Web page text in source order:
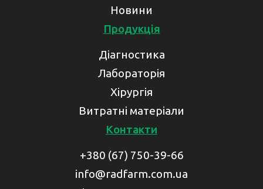
Новини
Продукція
Діагностика
Лабораторія
Хірургія
Витратні матеріали
Контакти
+380 (67) 750-39-66
info@radfarm.com.ua